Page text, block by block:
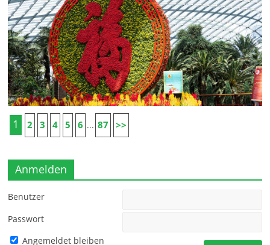
1 2 3 4 5 6 ... 87 >>
Anmelden
Benutzer
Passwort
Angemeldet bleiben